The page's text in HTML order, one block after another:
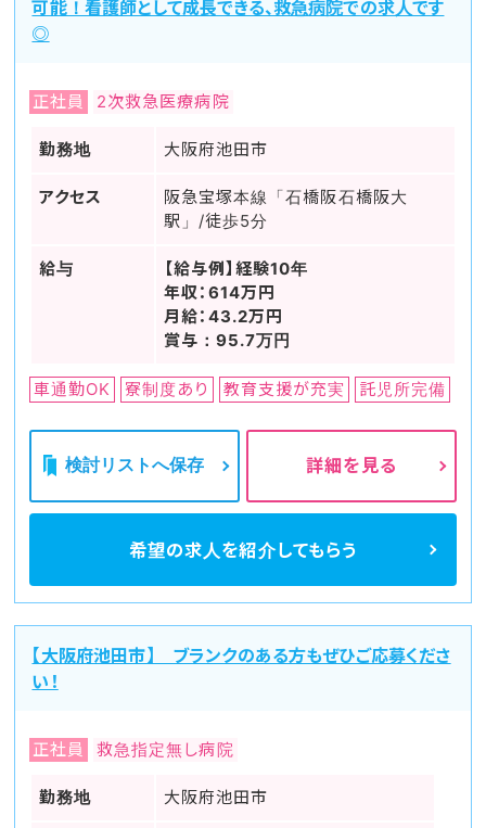
可能！看護師として成長できる、救急病院での求人です
◎
正社員 2次救急医療病院
勤務地 大阪府池田市
アクセス
阪急宝塚本線「石橋阪石橋阪大
駅」/徒歩5分
給与
【給与例】経験10年
年収：614万円
月給：43.2万円
賞与：95.7万円
車通勤OK 寮制度あり 教育支援が充実 託児所完備
検討リストへ保存 詳細を見る
希望の求人を紹介してもらう
【大阪府池田市】 ブランクのある方もぜひご応募くださ
い！
正社員 救急指定無し病院
勤務地 大阪府池田市